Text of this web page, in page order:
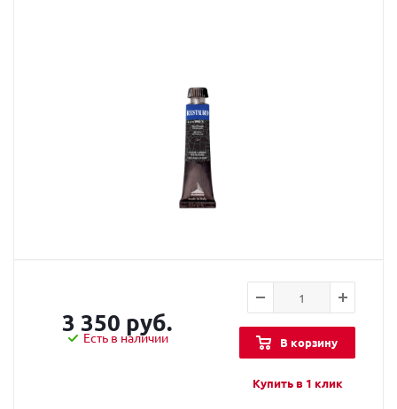
3 350 руб.
Есть в наличии В корзину
Купить в 1 клик